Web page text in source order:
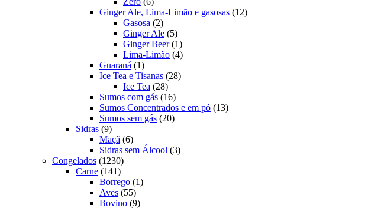
produtos
Ginger Ale, Lima-Limão e gasosas 1212
Gasosa 22
produtos
Ginger Ale 55
produtos
Ginger Beer 11
produto
Lima-Limão 44
Guaraná 11
produto
Ice Tea e Tisanas 2828
Ice Tea 2828
produtos
Sumos com gás 1616
produtos
Sumos Concentrados e em pó 1313
Sumos sem gás 2020
Sidras 99
produtos
Maçã 66
produtos
Sidras sem Álcool 33
Congelados 12301230
produtos
Carne 141141
produtos
Borrego 11
Aves 5555
produtos
Bovino 99